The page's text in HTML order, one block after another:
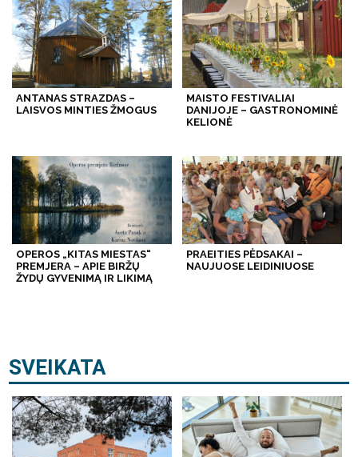
ANTANAS STRAZDAS –
LAISVOS MINTIES ŽMOGUS
MAISTO FESTIVALIAI
DANIJOJE – GASTRONOMINĖ
KELIONĖ
OPEROS „KITAS MIESTAS“
PREMJERA – APIE BIRŽŲ
ŽYDŲ GYVENIMĄ IR LIKIMĄ
PRAEITIES PĖDSAKAI –
NAUJUOSE LEIDINIUOSE
SVEIKATA